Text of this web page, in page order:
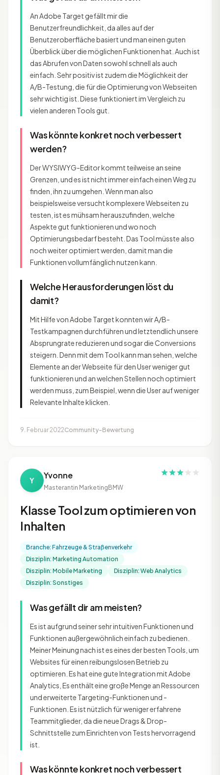
An Adobe Target gefällt mir die
Benutzerfreundlichkeit, da alles auf der
Benutzeroberfläche basiert und man einen guten
Überblick über die möglichen Funktionen hat. Auch ist
das Abrufen von Daten sowohl schnell als auch
einfach. Sehr positiv ist zudem die Möglichkeit der
A/B-Testung, die für die Optimierung von Webseiten
sehr wichtig ist. Diese funktioniert im Vergleich zu
vielen anderen Tools gut.
Was könnte konkret noch verbessert
werden?
Der WYSIWYG-Editor kommt teilweise an seine
Grenzen, und es ist nicht immer einfach einen Weg zu
finden, ihn zu umgehen. Wenn man also
beispielsweise versucht komplexere Webseiten zu
testen, ist es mühsam herauszufinden, welche
Aspekte gut funktionieren und wo noch
Optimierungsbedarf besteht. Das Tool müsste also
noch weiter optimiert werden, damit man die
Funktionen vollumfänglich nutzen kann.
Welche Herausforderungen löst du
damit?
Mit Hilfe von Adobe Target konnten wir A/B-
Testkampagnen durchführen und letztendlich unsere
Absprungrate reduzieren und sogar die Conversions
steigern. Denn mit dem Tool kann man sehen, welche
Elemente an der Webseite für den User weniger gut
funktionieren und an welchen Stellen noch optimiert
werden muss, zum Beispiel, wenn die User auf weniger
Relevante Inhalte klicken.
9. Februar 2022Community-Bewertung
Y Yvonne
Masterantin Marketing BMW
Klasse Tool zum optimieren von
Inhalten
Branche: Fahrzeuge & Straßenverkehr
Disziplin: Marketing Automation
Disziplin: Mobile Marketing
Disziplin: Web Analytics
Disziplin: Sonstiges
Was gefällt dir am meisten?
Es ist aufgrund seiner sehr intuitiven Funktionen und
Funktionen außergewöhnlich einfach zu bedienen.
Meiner Meinung nach ist es eines der besten Tools, um
Websites für einen reibungslosen Betrieb zu
optimieren. Es hat eine gute Integration mit Adobe
Analytics, Es enthält eine große Menge an Ressourcen
und erweiterte Targeting-Funktionen und -
Funktionen. Es ist nützlich für weniger erfahrene
Teammitglieder, da die neue Drags & Drop-
Schnittstelle zum Einrichten von Tests hervorragend
ist.
Was könnte konkret noch verbessert